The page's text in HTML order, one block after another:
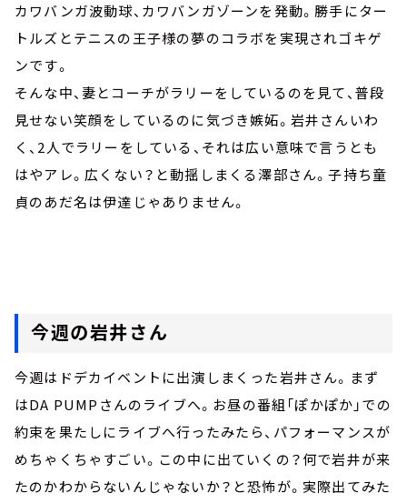
カワバンガ波動球、カワバンガゾーンを発動。勝手にター
トルズとテニスの王子様の夢のコラボを実現されゴキゲ
ンです。
そんな中、妻とコーチがラリーをしているのを見て、普段
見せない笑顔をしているのに気づき嫉妬。岩井さんいわ
く、2人でラリーをしている、それは広い意味で言うとも
はやアレ。広くない？と動揺しまくる澤部さん。子持ち童
貞のあだ名は伊達じゃありません。
今週の岩井さん
今週はドデカイベントに出演しまくった岩井さん。まず
はDA PUMPさんのライブへ。お昼の番組「ぽかぽか」での
約束を果たしにライブへ行ったみたら、パフォーマンスが
めちゃくちゃすごい。この中に出ていくの？何で岩井が来
たのかわからないんじゃないか？と恐怖が。実際出てみた